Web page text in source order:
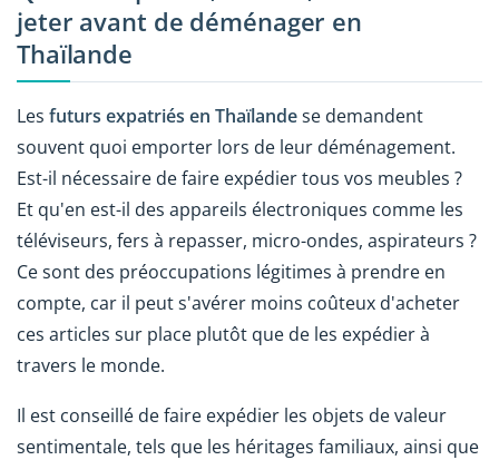
jeter avant de déménager en
Thaïlande
Les futurs expatriés en Thaïlandese demandent
souvent quoi emporter lors de leur déménagement.
Est-il nécessaire de faire expédier tous vos meubles ?
Et qu'en est-il des appareils électroniques comme les
téléviseurs, fers à repasser, micro-ondes, aspirateurs ?
Ce sont des préoccupations légitimes à prendre en
compte, car il peut s'avérer moins coûteux d'acheter
ces articles sur place plutôt que de les expédier à
travers le monde.
Il est conseillé de faire expédier les objets de valeur
sentimentale, tels que les héritages familiaux, ainsi que